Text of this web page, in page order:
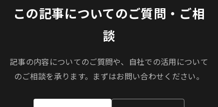
この記事についてのご質問・ご相
談
記事の内容についてのご質問や、自社での活用について
のご相談を承ります。まずはお問い合わせください。